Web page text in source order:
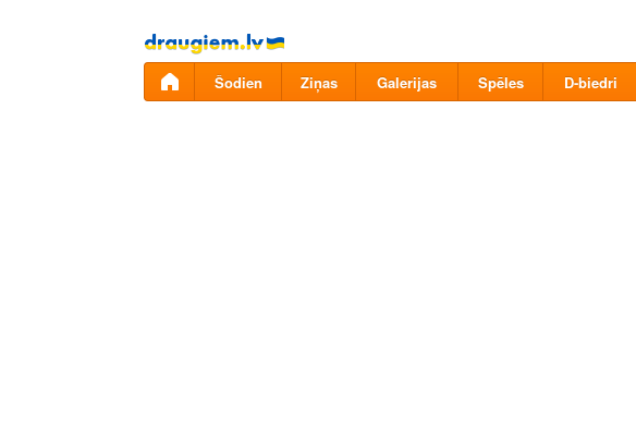
Pāriet
uz
saturu
Šodien Ziņas Galerijas Spēles D-biedri